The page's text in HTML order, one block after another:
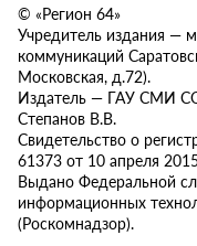
© «Регион 64»
Учредитель издания —
коммуникаций
Московская, д.72).
Издатель — ГАУ СМИ СО
Степанов В.В.
Свидетельство о
61373 от 10 апреля
Выдано Федеральной
информационных
(Роскомнадзор).